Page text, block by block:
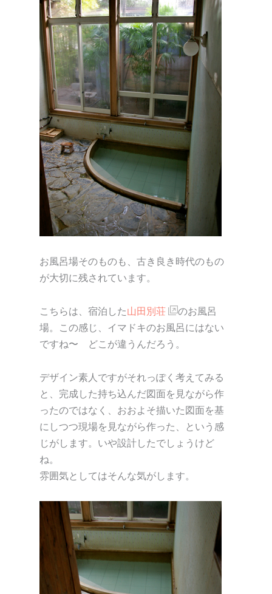
お風呂場そのものも、古き良き時代のもの
が大切に残されています。
こちらは、宿泊した山田別荘
のお風呂
場。この感じ、イマドキのお風呂にはない
ですね〜 どこが違うんだろう。
デザイン素人ですがそれっぽく考えてみる
と、完成した持ち込んだ図面を見ながら作
ったのではなく、おおよそ描いた図面を基
にしつつ現場を見ながら作った、という感
じがします。いや設計したでしょうけど
ね。
雰囲気としてはそんな気がします。